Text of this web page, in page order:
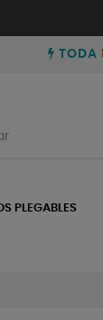
TODA
PLEGABLES